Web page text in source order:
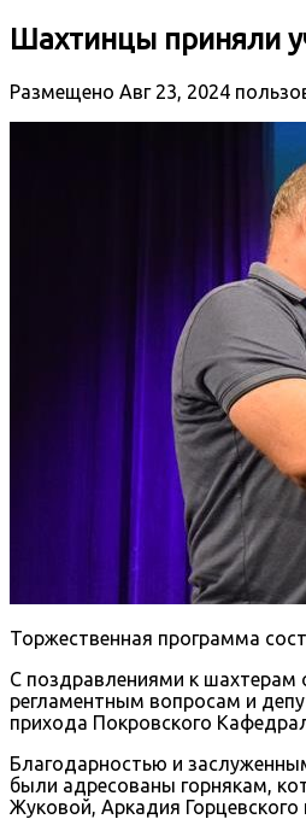
Шахтинцы приняли
Размещено Авг 23, 2024
Торжественная программа
С поздравлениями к шахтерам
регламентным вопросам и
прихода Покровского
Благодарностью и
были адресованы горнякам,
Жуковой, Аркадия